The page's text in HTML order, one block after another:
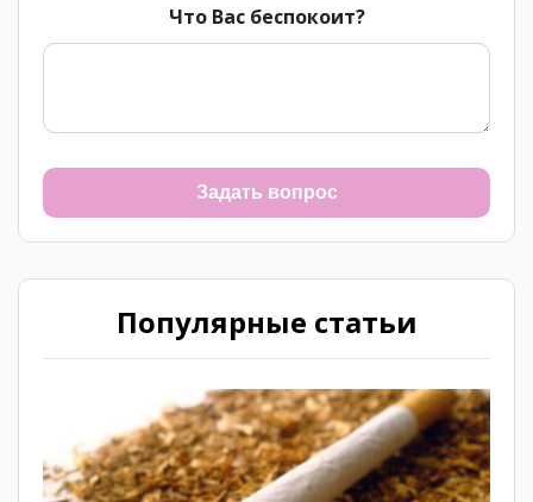
Что Вас беспокоит?
Задать вопрос
Популярные статьи